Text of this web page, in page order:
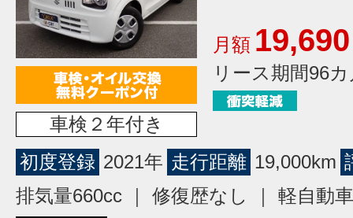
車検２年付き
月額 19,690
リース期間96
初度登録 2021年 走行距離 19,000km
排気量660cc ｜ 修復歴なし ｜ 軽自動車